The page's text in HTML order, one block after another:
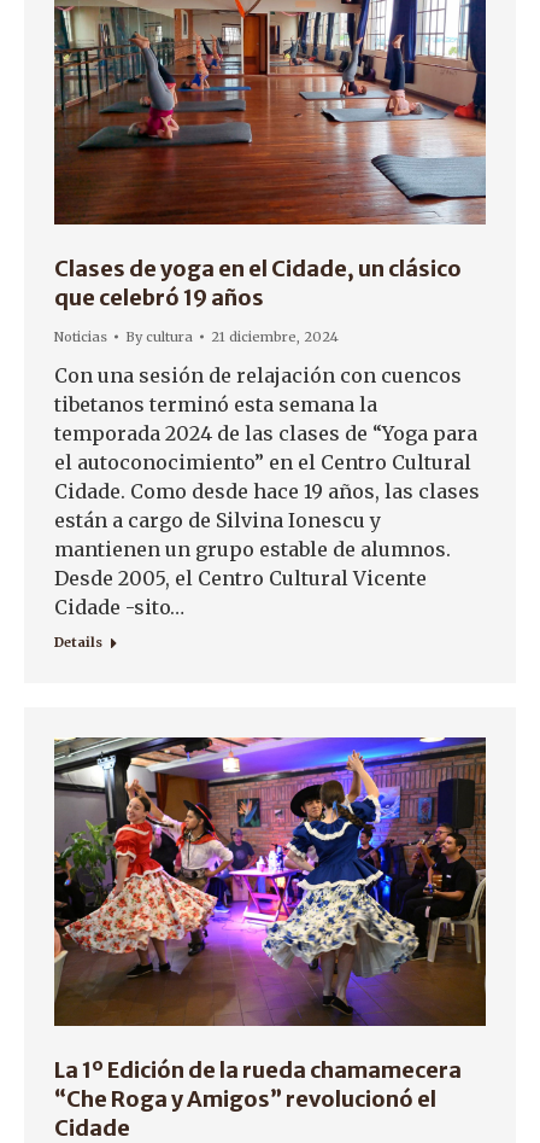
Clases de yoga en el Cidade, un clásico
que celebró 19 años
Noticias Bycultura 21 diciembre, 2024
Con una sesión de relajación con cuencos
tibetanos terminó esta semana la
temporada 2024 de las clases de “Yoga para
el autoconocimiento” en el Centro Cultural
Cidade. Como desde hace 19 años, las clases
están a cargo de Silvina Ionescu y
mantienen un grupo estable de alumnos.
Desde 2005, el Centro Cultural Vicente
Cidade -sito…
Details
La 1º Edición de la rueda chamamecera
“Che Roga y Amigos” revolucionó el
Cidade